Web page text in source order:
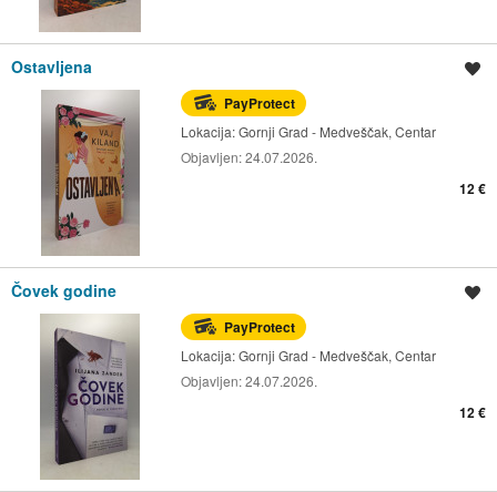
Ostavljena
PayProtect
Lokacija:Gornji Grad - Medveščak, Centar
Objavljen:24.07.2026.
12 €
Čovek godine
PayProtect
Lokacija:Gornji Grad - Medveščak, Centar
Objavljen:24.07.2026.
12 €